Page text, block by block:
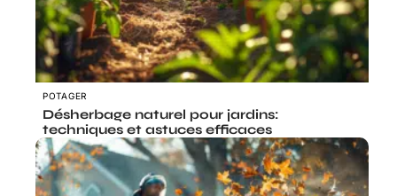
POTAGER
Désherbage naturel pour jardins:
techniques et astuces efficaces